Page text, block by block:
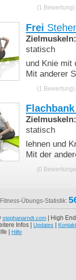
(1 Bewertung)
Frei
Zielmuskeln:
statisch
und Knie mit
Mit anderer
(1 Bewertung)
Flachbank
Zielmuskeln:
statisch
lehnen und
Mit der
(0
Übungs-Statistik:
stephanarndt.com | High
Infos | Updates Kontakt
| Hilfe